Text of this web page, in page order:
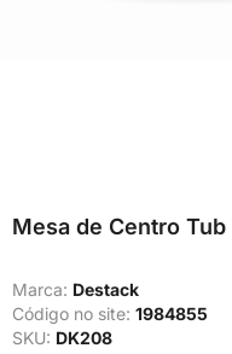
Mesa de Centro
Marca: Destack
Código no site: 1984855
SKU: DK208